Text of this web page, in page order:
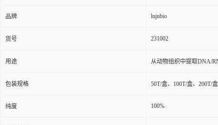
品牌 lnjnbio
货号 231002
用途 从动物组织中提取DNA/
包装规格 50T/盒、100T/盒、200T/盒
纯度 100%